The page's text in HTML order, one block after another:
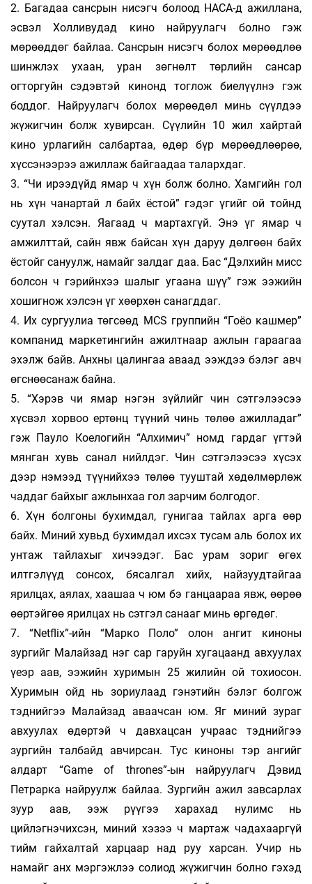
2. Багадаа сансрын нисэгч болоод НАСА-д ажиллана,
эсвэл Холливудад кино найруулагч болно гэж
мөрөөддөг байлаа. Сансрын нисэгч болох мөрөөдлөө
шинжлэх ухаан, уран зөгнөлт төрлийн сансар
огторгуйн сэдэвтэй кинонд тоглож биелүүлнэ гэж
боддог. Найруулагч болох мөрөөдөл минь сүүлдээ
жүжигчин болж хувирсан. Сүүлийн 10 жил хайртай
кино урлагийн салбартаа, өдөр бүр мөрөөдлөөрөө,
хүссэнээрээ ажиллаж байгаадаа талархдаг.
3. “Чи ирээдүйд ямар ч хүн болж болно. Хамгийн гол
нь хүн чанартай л байх ёстой” гэдэг үгийг ой тойнд
суутал хэлсэн. Яагаад ч мартахгүй. Энэ үг ямар ч
амжилттай, сайн явж байсан хүн даруу дөлгөөн байх
ёстойг сануулж, намайг залдаг даа. Бас “Дэлхийн мисс
болсон ч гэрийнхээ шалыг угаана шүү” гэж ээжийн
хошигнож хэлсэн үг хөөрхөн санагддаг.
4. Их сургуулиа төгсөөд MCS группийн “Гоёо кашмер”
компанид маркетингийн ажилтнаар ажлын гараагаа
эхэлж байв. Анхны цалингаа аваад ээждээ бэлэг авч
өгснөөсанаж байна.
5. “Хэрэв чи ямар нэгэн зүйлийг чин сэтгэлээсээ
хүсвэл хорвоо ертөнц түүний чинь төлөө ажилладаг”
гэж Пауло Коелогийн “Алхимич” номд гардаг үгтэй
мянган хувь санал нийлдэг. Чин сэтгэлээсээ хүсэх
дээр нэмээд түүнийхээ төлөө тууштай хөдөлмөрлөж
чаддаг байхыг ажлынхаа гол зарчим болгодог.
6. Хүн болгоны бухимдал, гунигаа тайлах арга өөр
байх. Миний хувьд бухимдал ихсэх тусам аль болох их
унтаж тайлахыг хичээдэг. Бас урам зориг өгөх
илтгэлүүд сонсох, бясалгал хийх, найзуудтайгаа
ярилцах, аялах, хаашаа ч юм бэ ганцаараа явж, өөрөө
өөртэйгөө ярилцах нь сэтгэл санааг минь өргөдөг.
7. “Netflix”-ийн “Марко Поло” олон ангит киноны
зургийг Малайзад нэг сар гаруйн хугацаанд авхуулах
үеэр аав, ээжийн хуримын 25 жилийн ой тохиосон.
Хуримын ойд нь зориулаад гэнэтийн бэлэг болгож
тэднийгээ Малайзад аваачсан юм. Яг миний зураг
авхуулах өдөртэй ч давхацсан учраас тэднийгээ
зургийн талбайд авчирсан. Тус киноны тэр ангийг
алдарт “Game of thrones”-ын найруулагч Дэвид
Петрарка найруулж байлаа. Зургийн ажил завсарлах
зуур аав, ээж рүүгээ харахад нулимс нь
цийлэгнэчихсэн, миний хэзээ ч мартаж чадахааргүй
тийм гайхалтай харцаар над руу харсан. Учир нь
намайг анх мэргэжлээ солиод жүжигчин болно гэхэд